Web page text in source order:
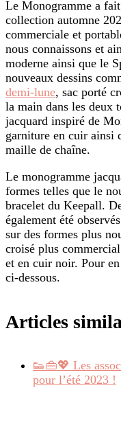
Le Monogramme a
collection automne
commerciale et
nous connaissons et
moderne ainsi que le
nouveaux dessins
demi-lune, sac porté
la main dans les deux
jacquard inspiré de
garniture en cuir ainsi
maille de chaîne.
Le monogramme
formes telles que le
bracelet du Keepall.
également été
sur des formes plus
croisé plus
et en cuir noir. Pour
ci-dessous.
Articles
👟👜💖 Les
pour l’été 2023 !